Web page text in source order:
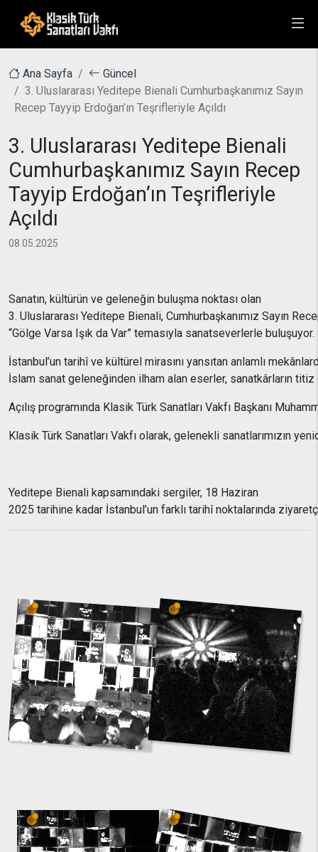
Ana Sayfa
Güncel
3. Uluslararası Yeditepe Bienali Cumhurbaşkanımız Sayın
Recep Tayyip Erdoğan’ın Teşrifleriyle Açıldı
3. Uluslararası Yeditepe Bienali
Cumhurbaşkanımız Sayın Recep
Tayyip Erdoğan’ın Teşrifleriyle
Açıldı
08.05.2025
Sanatın, kültürün ve geleneğin buluşma noktası olan
3. Uluslararası Yeditepe Bienali, Cumhurbaşkanımız Sayın
“Gölge Varsa Işık da Var” temasıyla sanatseverlerle buluşuyor.
İstanbul’un tarihîve kültürel mirasını yansıtan anlamlı
İslam sanat geleneğinden ilham alan eserler, sanatkârların titiz
Açılış programında Klasik Türk Sanatları Vakfı Başkanı
Klasik Türk Sanatları Vakfı olarak, gelenekli sanatlarımızın
Yeditepe Bienali kapsamındaki sergiler, 18 Haziran
2025 tarihine kadar İstanbul’un farklı tarihînoktalarında